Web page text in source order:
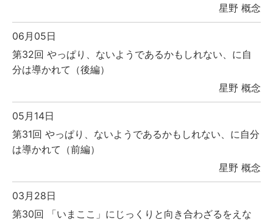
星野 概念
06月05日
第32回 やっぱり、ないようであるかもしれない、に自
分は導かれて（後編）
星野 概念
05月14日
第31回 やっぱり、ないようであるかもしれない、に自分
は導かれて（前編）
星野 概念
03月28日
第30回 「いまここ」にじっくりと向き合わざるをえな